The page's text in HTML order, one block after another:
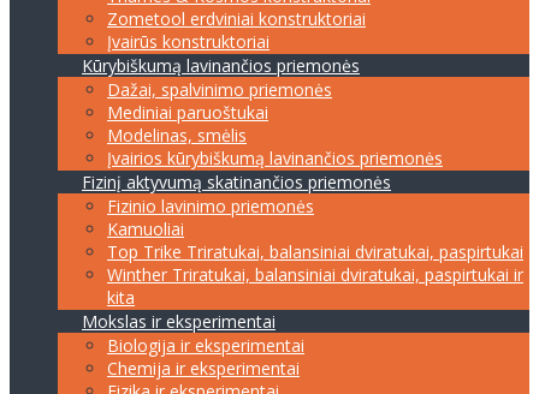
Zometool erdviniai konstruktoriai
Įvairūs konstruktoriai
Kūrybiškumą lavinančios priemonės
Dažai, spalvinimo priemonės
Mediniai paruoštukai
Modelinas, smėlis
Įvairios kūrybiškumą lavinančios priemonės
Fizinį aktyvumą skatinančios priemonės
Fizinio lavinimo priemonės
Kamuoliai
Top Trike Triratukai, balansiniai dviratukai, paspirtukai
Winther Triratukai, balansiniai dviratukai, paspirtukai ir
kita
Mokslas ir eksperimentai
Biologija ir eksperimentai
Chemija ir eksperimentai